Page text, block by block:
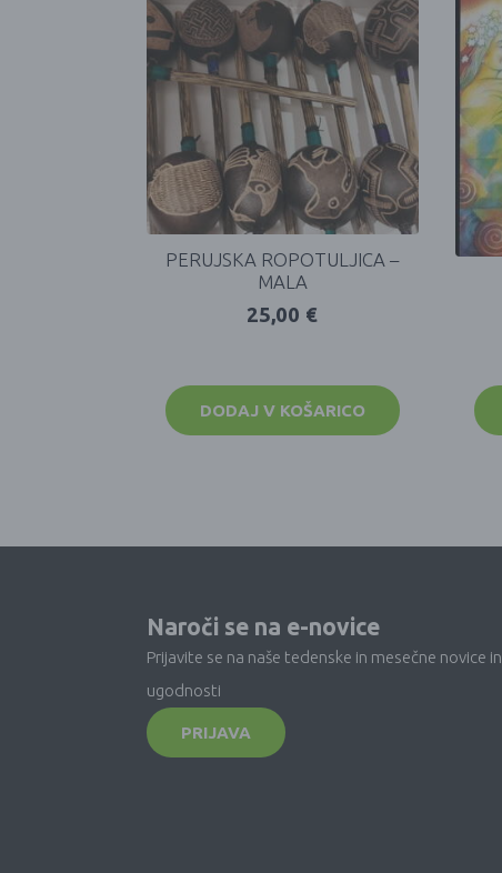
PERUJSKA ROPOTULJICA –
MALA
25,00 €
DODAJ V KOŠARICO
Naroči se na e-novice
Prijavite se na naše tedenske in mesečne novice in
ugodnosti
PRIJAVA